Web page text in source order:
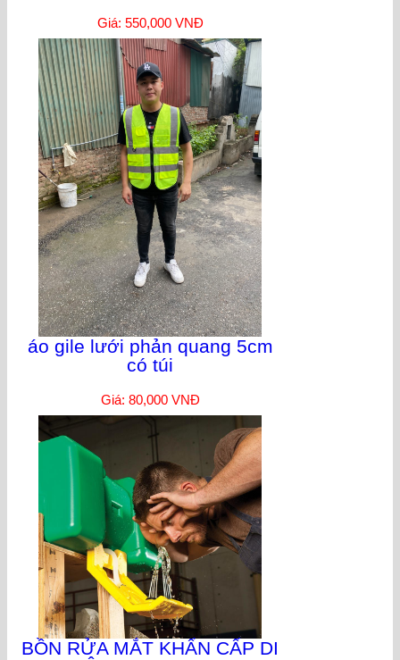
Giá: 550,000 VNĐ
áo gile lưới phản quang 5cm
có túi
Giá: 80,000 VNĐ
BỒN RỬA MẮT KHẨN CẤP DI